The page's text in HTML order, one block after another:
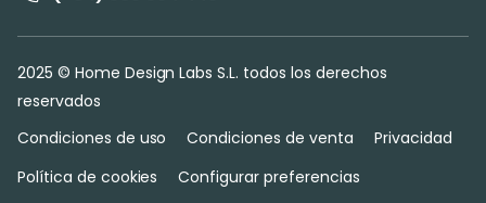
2025 © Home Design Labs S.L. todos los derechos
reservados
Condiciones de uso
Condiciones de venta
Privacidad
Política de cookies
Configurar preferencias